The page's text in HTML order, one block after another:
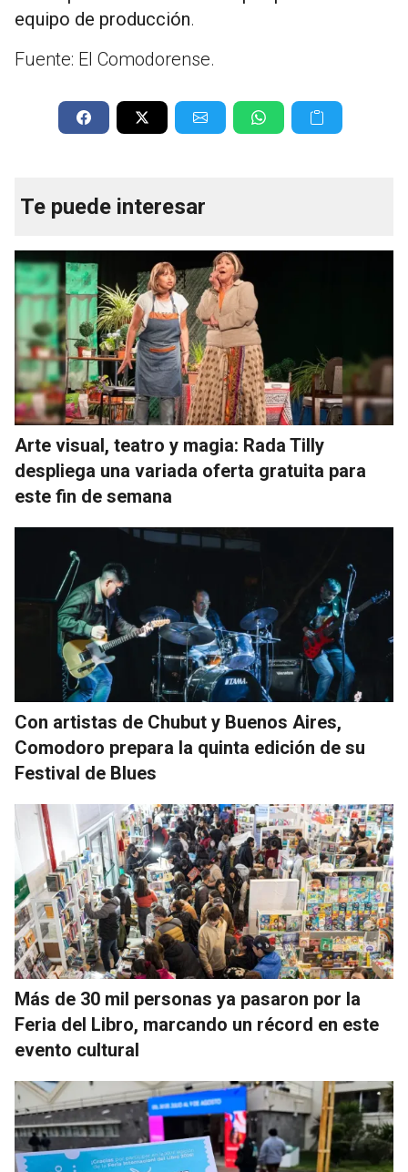
equipo de producción.
Fuente: El Comodorense.
Te puede interesar
Arte visual, teatro y magia: Rada Tilly
despliega una variada oferta gratuita para
este fin de semana
Con artistas de Chubut y Buenos Aires,
Comodoro prepara la quinta edición de su
Festival de Blues
Más de 30 mil personas ya pasaron por la
Feria del Libro, marcando un récord en este
evento cultural